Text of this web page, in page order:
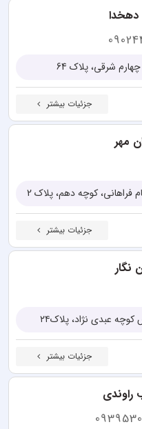
دهخدا
شرقی، پلاک 64
جزئیات بیشتر
مهر
فراهانی، کوچه دهم، پلاک 2
جزئیات بیشتر
نگار
عبدی نژاد، پلاک۲۴
جزئیات بیشتر
راوندی